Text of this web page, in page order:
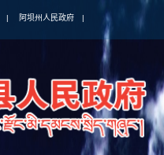
| 阿坝州人民政府 |